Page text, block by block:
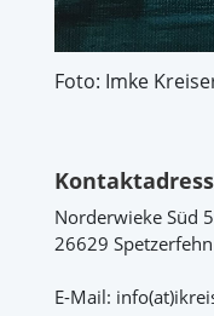
Foto: Imke
Norderwieke Süd
26629 Spetzerfehn
E-Mail: